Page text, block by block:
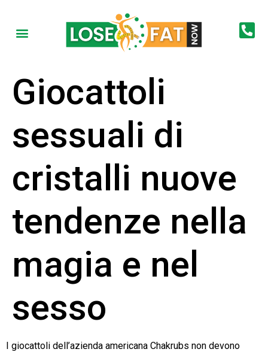
Giocattoli
sessuali di
cristalli nuove
tendenze nella
magia e nel
sesso
I giocattoli dell’azienda americana Chakrubs non devono